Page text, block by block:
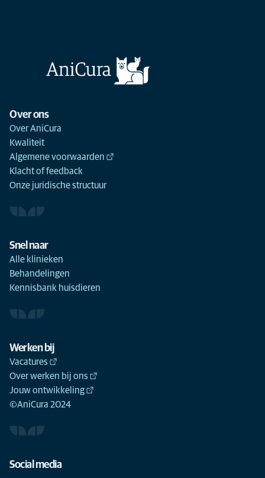
Over ons
Over AniCura
Kwaliteit
Algemene voorwaarden
Klacht of feedback
Onze juridische structuur
Snel naar
Alle klinieken
Behandelingen
Kennisbank huisdieren
Werken bij
Vacatures
Over werken bij ons
Jouw ontwikkeling
©AniCura 2024
Social media